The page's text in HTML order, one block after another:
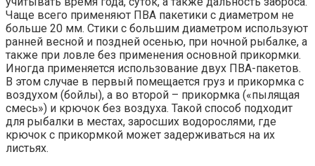
Чаще всего применяют ПВА пакетики с диаметром не
больше 20 мм. Стики с большим диаметром используют
ранней весной и поздней осенью, при ночной рыбалке, а
также при ловле без применения основной прикормки.
Иногда применяется использование двух ПВА-пакетов.
В этом случае в первый помещается груз и прикормка с
воздухом (бойлы), а во второй – прикормка («пылящая
смесь») и крючок без воздуха. Такой способ подходит
для рыбалки в местах, заросших водорослями, где
крючок с прикормкой может задерживаться на их
листьях.